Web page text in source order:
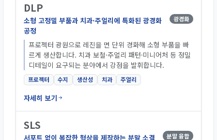
DLP
소형 고정밀 부품과 치과·주얼리에 특화된 광경화
공정
광경화
프로젝터 광원으로 레진을 면 단위 경화해 소형 부품을 빠
르게 생산합니다. 치과 보철·주얼리 패턴·미니어처 등 정밀
디테일이 요구되는 분야에서 강점을 발휘합니다.
프로젝터 수지 생산성 치과 주얼리
자세히 보기
SLS
서포트 없이 복잡한 형상을 제작하는 분말 소결 분말 융합